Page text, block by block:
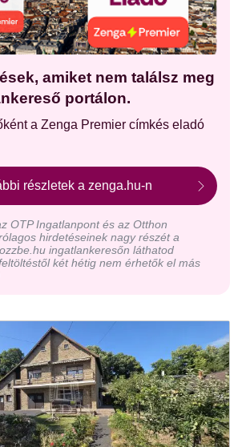
amiket nem találsz meg
portálon.
a Zenga Premier címkés eladó
részletek a zenga.hu-n
OTP Ingatlanpont és az Otthon
hirdetéseinek nagy részét a
ingatlankeresőn láthatod
két hétig nem érhetők el más